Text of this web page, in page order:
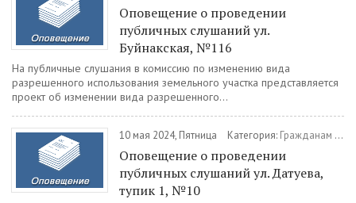
Оповещение о проведении
публичных слушаний ул.
Буйнакская, №116
На публичные слушания в комиссию по изменению вида
разрешенного использования земельного участка представляется
проект об изменении вида разрешенного...
10 мая 2024, Пятница Категория: Гражданам
Оповещение о проведении
публичных слушаний ул. Датуева,
тупик 1, №10